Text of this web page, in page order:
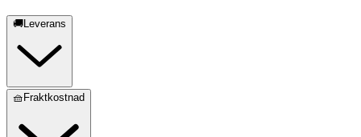
🚚Leverans
🧺Fraktkostnad